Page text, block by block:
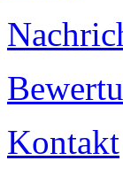
Kontakt